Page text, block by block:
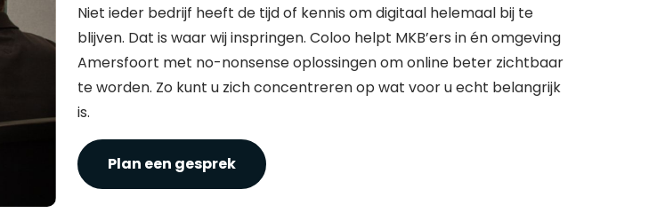
Niet ieder bedrijf heeft de tijd of kennis om digitaal helemaal bij te
blijven. Dat is waar wij inspringen. Coloo helpt MKB’ers in én omgeving
Amersfoort met no-nonsense oplossingen om online beter zichtbaar
te worden. Zo kunt u zich concentreren op wat voor u echt belangrijk
is.
Plan een gesprek